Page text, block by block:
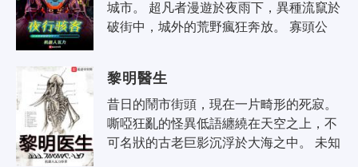
城市。 超凡者漫遊於夜雨下，異種流竄於
破街中，城外的荒野瘋狂奔放。 寡頭公
黎明醫生
昔日的鬧市街頭，現在一片畸形的死寂。
嘶啞狂亂的怪異低語纏繞在天空之上，不
可名狀的古老巨影沉浮於大海之中。 未知